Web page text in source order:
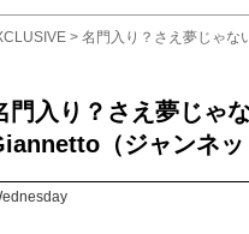
> 名門入り？さえ夢じゃな
門入り？さえ夢じゃ
（ジャンネ